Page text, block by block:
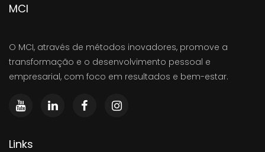
MCI
O MCI, através de métodos inovadores, promove a
transformação e o desenvolvimento pessoal e
empresarial, com foco em resultados e bem-estar.
Links